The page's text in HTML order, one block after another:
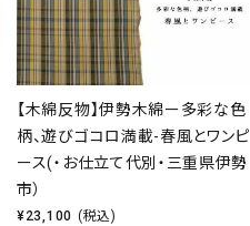
【木綿反物】伊勢木綿ー多彩な色
柄、遊びゴコロ満載-春風とワンピ
ース(・お仕立て代別・三重県伊勢
市）
¥23,100 (税込)